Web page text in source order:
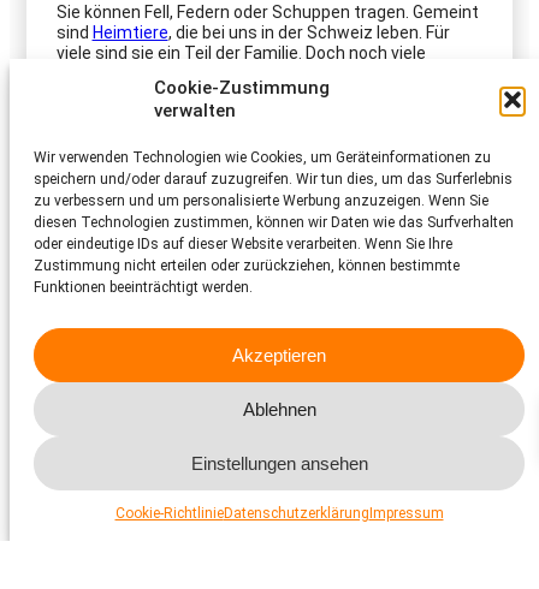
Cookie-Zustimmung
verwalten
Wir verwenden Technologien wie Cookies, um Geräteinformationen zu
speichern und/oder darauf zuzugreifen. Wir tun dies, um das Surferlebnis
zu verbessern und um personalisierte Werbung anzuzeigen. Wenn Sie
diesen Technologien zustimmen, können wir Daten wie das Surfverhalten
oder eindeutige IDs auf dieser Website verarbeiten. Wenn Sie Ihre
Zustimmung nicht erteilen oder zurückziehen, können bestimmte
Funktionen beeinträchtigt werden.
Akzeptieren
Ablehnen
Einstellungen ansehen
Cookie-RichtlinieDatenschutzerklärung Impressum
Sie können Fell, Federn oder Schuppen tragen. Gemeint
sind Heimtiere, die bei uns in der Schweiz leben. Für
viele sind sie ein Teil der Familie. Doch noch viele
nicht tiergerecht gehalten. Wie kann geholfen werden?
Für mehr Katzengesundheit
in der Schweiz
Katzen gehören zu den beliebtesten Heimtieren der
die grosse Beliebtheit hat auch eine Kehrseite: Katzen
werden ausgesetzt, wandern ab und vermehren sich
unkontrolliert. Schätzungsweise leben heute in der
und keine Versorgung haben.